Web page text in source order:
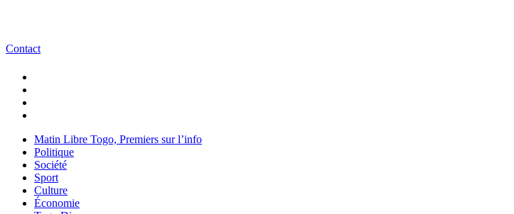
Contact
Matin Libre Togo, Premiers sur l’info
Politique
Société
Sport
Culture
Économie